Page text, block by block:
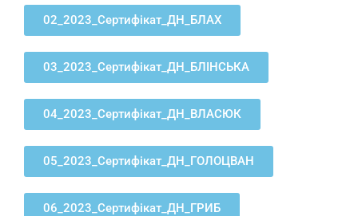
02_2023_Сертифікат_ДН_БЛАХ
03_2023_Сертифікат_ДН_БЛІНСЬКА
04_2023_Сертифікат_ДН_ВЛАСЮК
05_2023_Сертифікат_ДН_ГОЛОЦВАН
06_2023_Сертифікат_ДН_ГРИБ